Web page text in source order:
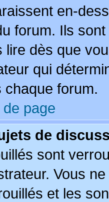
en-
forum. Ils
lire dès que
qui
chaque forum.
page
de
sont
Vous
et les